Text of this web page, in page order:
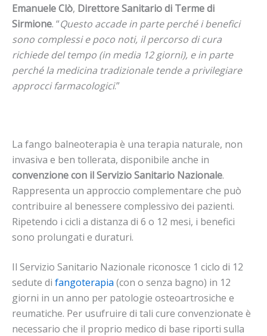
Emanuele Clò, Direttore Sanitario di Terme di
Sirmione. “Questo accade in parte perché i benefici
sono complessi e poco noti, il percorso di cura
richiede del tempo (in media 12 giorni), e in parte
perché la medicina tradizionale tende a privilegiare
approcci farmacologici.”
La fango balneoterapia è una terapia naturale, non
invasiva e ben tollerata, disponibile anche in
convenzione con il Servizio Sanitario Nazionale.
Rappresenta un approccio complementare che può
contribuire al benessere complessivo dei pazienti.
Ripetendo i cicli a distanza di 6 o 12 mesi, i benefici
sono prolungati e duraturi.
Il Servizio Sanitario Nazionale riconosce 1 ciclo di 12
sedute di fangoterapia (con o senza bagno) in 12
giorni in un anno per patologie osteoartrosiche e
reumatiche. Per usufruire di tali cure convenzionate è
necessario che il proprio medico di base riporti sulla